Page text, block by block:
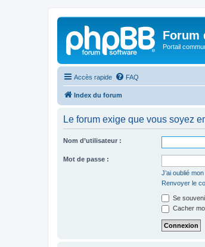
Forum
Portail
Accès rapide FAQ
Index du forum
Le forum exige que vous soyez
Nom d’utilisateur :
Mot de passe :
J’ai oublié
Renvoyer le
Se
Cacher